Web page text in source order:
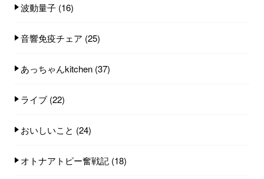
波動量子 (16)
音響免疫チェア (25)
あっちゃんkitchen (37)
ライブ (22)
おいしいこと (24)
オトナアトピー奮戦記 (18)